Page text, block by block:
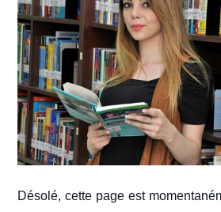
Désolé, cette page est